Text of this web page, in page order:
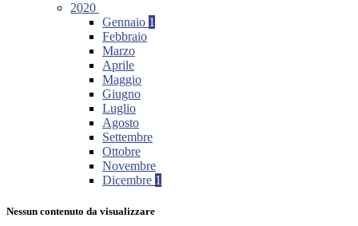
2020
Gennaio 1
Febbraio
Marzo
Aprile
Maggio
Giugno
Luglio
Agosto
Settembre
Ottobre
Novembre
Dicembre 1
Nessun contenuto da visualizzare